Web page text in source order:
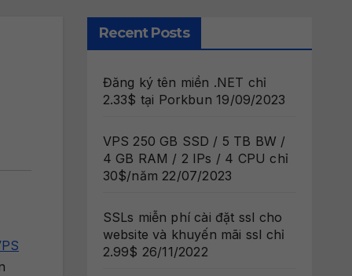
Recent Posts
Đăng ký tên miền .NET chỉ
2.33$ tại Porkbun 19/09/2023
VPS 250 GB SSD / 5 TB BW /
4 GB RAM / 2 IPs / 4 CPU chỉ
30$/năm 22/07/2023
SSLs miễn phí cài đặt ssl cho
website và khuyến mãi ssl chỉ
2.99$ 26/11/2022